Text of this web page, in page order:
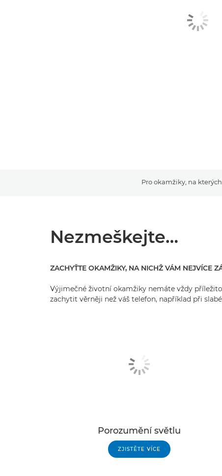
Pro okamžiky, na
Nezmeškejte…
ZACHYŤTE OKAMŽIKY, NA NICHŽ VÁM NEJVÍCE
Výjimečné životní okamžiky nemáte vždy
zachytit věrněji než váš telefon, například při
Porozumění světlu
ZJISTĚTE VÍCE